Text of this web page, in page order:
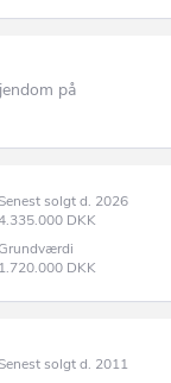
på
solgt d. 2026
DKK
1.720.000 DKK
solgt d. 2011